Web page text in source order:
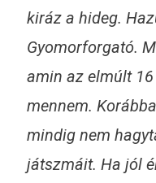
kiráz a hideg.
Gyomorforgató.
amin az elmúlt
mennem.
mindig nem
játszmáit. Ha jól